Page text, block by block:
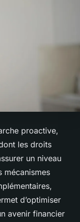
proactive,
les droits
un niveau
mécanismes
d’optimiser
avenir financier